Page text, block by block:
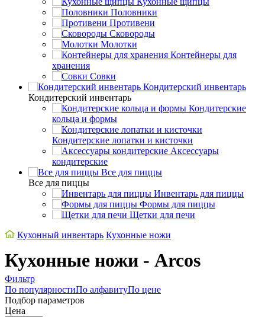
Половники
Противени
Сковороды
Молотки
Контейнеры для
хранения
Совки
Кондитерский инвентарь
Кондитерский инвентарь
Кондитерские
кольца и формы
Кондитерские лопатки и кисточки
Аксессуары
кондитерские
Все для пиццы
Все для пиццы
Инвентарь для пиццы
Формы для пиццы
Щетки для печи
Кухонный инвентарь Кухонные ножи
Кухонные ножи - Arcos
Фильтр
По популярностиПо алфавитуПо цене
Подбор параметров
Цена